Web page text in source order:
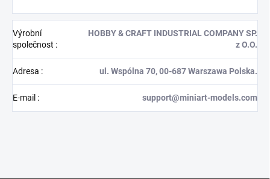
Výrobní
společnost :
HOBBY & CRAFT INDUSTRIAL COMPANY SP.
z O.O.
Adresa : ul. Wspólna 70, 00-687 Warszawa Polska.
E-mail : support@miniart-models.com